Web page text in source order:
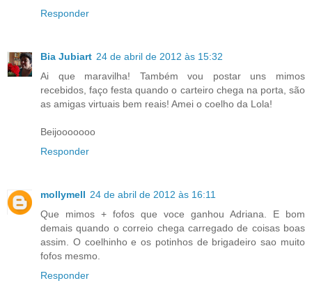
Responder
Bia Jubiart 24 de abril de 2012 às 15:32
Ai que maravilha! Também vou postar uns mimos
recebidos, faço festa quando o carteiro chega na porta, são
as amigas virtuais bem reais! Amei o coelho da Lola!
Beijooooooo
Responder
mollymell 24 de abril de 2012 às 16:11
Que mimos + fofos que voce ganhou Adriana. E bom
demais quando o correio chega carregado de coisas boas
assim. O coelhinho e os potinhos de brigadeiro sao muito
fofos mesmo.
Responder